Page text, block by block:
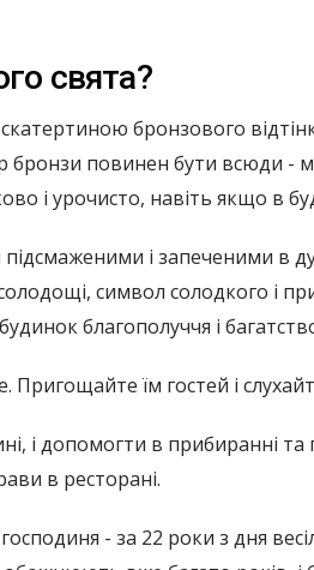
свята?
бронзового
бронзи повинен бути всюди -
і урочисто, навіть якщо в
підсмаженими і запеченими в
солодощі, символ солодкого і
благополуччя і
Пригощайте їм гостей і
і допомогти в прибиранні та
в ресторані.
- за 22 роки з дня